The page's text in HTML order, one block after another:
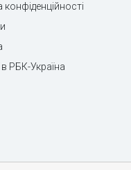
конфіденційності
в РБК-Україна